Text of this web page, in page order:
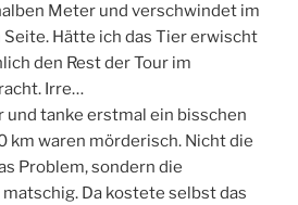
Meter und verschwindet im
Seite. Hätte ich das Tier erwischt
den Rest der Tour im
Irre…
und tanke erstmal ein bisschen
km waren mörderisch. Nicht die
Problem, sondern die
Da kostete selbst das